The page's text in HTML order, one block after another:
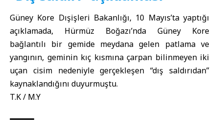
Güney Kore Dışişleri Bakanlığı, 10 Mayıs’ta yaptığı
açıklamada, Hürmüz Boğazı’nda Güney Kore
bağlantılı bir gemide meydana gelen patlama ve
yangının, geminin kıç kısmına çarpan bilinmeyen iki
uçan cisim nedeniyle gerçekleşen “dış saldırıdan”
kaynaklandığını duyurmuştu.
T.K / M.Y